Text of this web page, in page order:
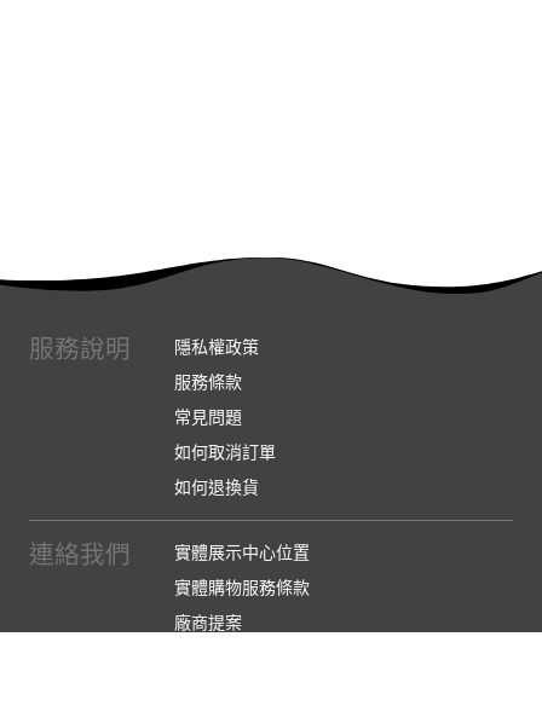
服務說明
隱私權政策
服務條款
常見問題
如何取消訂單
如何退換貨
連絡我們
實體展示中心位置
實體購物服務條款
廠商提案